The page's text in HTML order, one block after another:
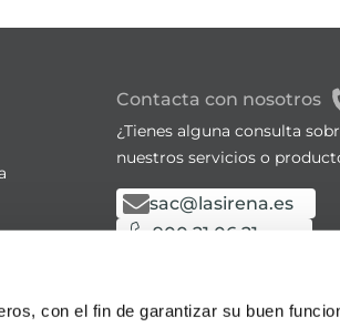
con el fin de garantizar su buen
Contacta con nosotros
¿Tienes alguna consulta
nuestros servicios o
sac@lasirena.es
900 21 06 21
Algunas tiendas abiertas el